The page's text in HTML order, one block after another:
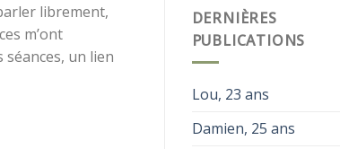
librement,
m’ont
un lien
DERNIÈRES
PUBLICATIONS
Lou, 23 ans
Damien, 25 ans